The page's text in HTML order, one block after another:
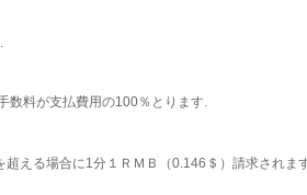
数料が支払費用の100％とります.
える場合に1分１ＲＭＢ（0.146＄）請求されま